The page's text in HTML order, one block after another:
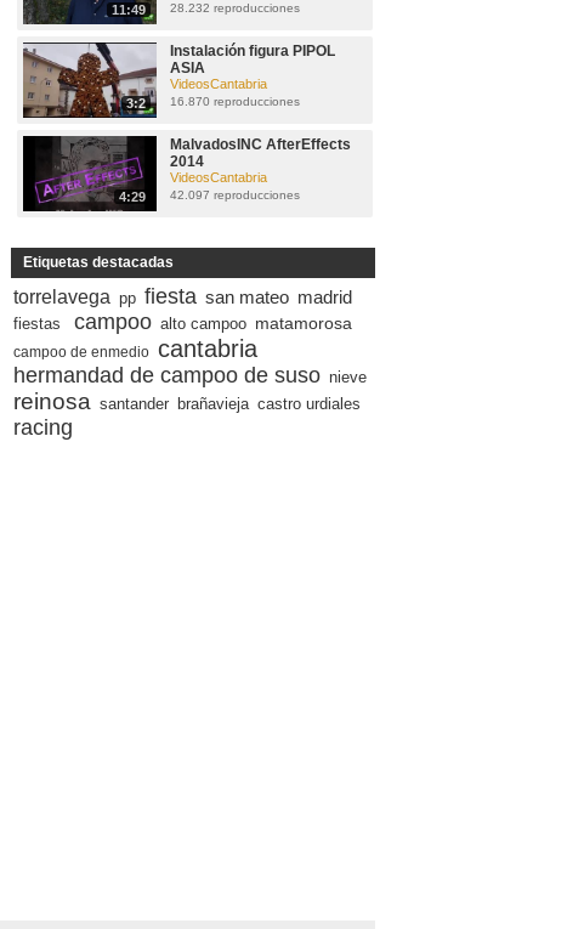
11:49 28.232 reproducciones
3:2
Instalación figura PIPOL
ASIA
VideosCantabria
16.870 reproducciones
4:29
MalvadosINC AfterEffects
2014
VideosCantabria
42.097 reproducciones
Etiquetas destacadas
torrelavega pp fiesta san mateo madrid
fiestas campoo alto campoo matamorosa
campoo de enmedio cantabria
hermandad de campoo de suso nieve
reinosa santander brañavieja castro urdiales
racing